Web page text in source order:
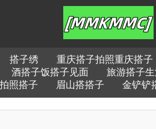
搭子绣 重庆搭子拍照重庆搭子
酒搭子饭搭子见面 旅游搭子
拍照搭子
眉山搭搭子 金铲铲